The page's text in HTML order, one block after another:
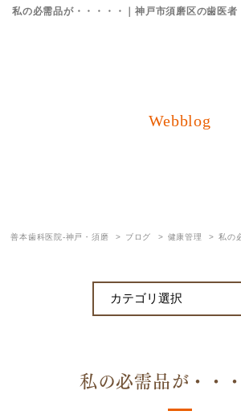
私の必需品が・・・・・｜神戸市須磨区の歯医者
Webblog
善本歯科医院-神戸・須磨 ブログ 健康管理 私の
私の必需品が・・